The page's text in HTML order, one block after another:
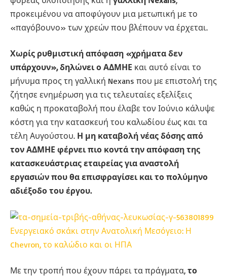
προκειμένου να αποφύγουν μια μετωπική με το
«παγόβουνο» των χρεών που βλέπουν να έρχεται.
Χωρίς ρυθμιστική απόφαση «χρήματα δεν
υπάρχουν», δηλώνει ο ΑΔΜΗΕ και αυτό είναι το
μήνυμα προς τη γαλλική Nexans που με επιστολή της
ζήτησε ενημέρωση για τις τελευταίες εξελίξεις
καθώς η προκαταβολή που έλαβε τον Ιούνιο κάλυψε
κόστη για την κατασκευή του καλωδίου έως και τα
τέλη Αυγούστου. Η μη καταβολή νέας δόσης από
τον ΑΔΜΗΕ φέρνει πιο κοντά την απόφαση της
κατασκευάστριας εταιρείας για αναστολή
εργασιών που θα επισφραγίσει και το πολύμηνο
αδιέξοδο του έργου.
Ενεργειακό σκάκι στην Ανατολική Μεσόγειο: Η
Chevron, το καλώδιο και οι ΗΠΑ
Με την τροπή που έχουν πάρει τα πράγματα, το